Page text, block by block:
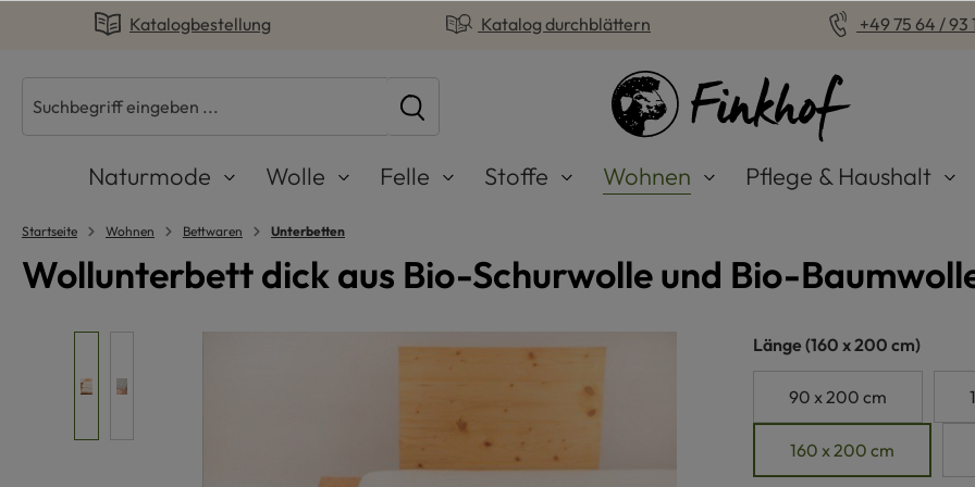
Zur Hauptnavigation springen
Katalogbestellung Katalog durchblättern +49 75 64 / 93
Naturmode Wolle Felle Stoffe Wohnen Pflege & Haushalt
Startseite Wohnen Bettwaren Unterbetten
Wollunterbett dick aus Bio-Schurwolle und Bio-
Länge auswählen
(160 x 200 cm)
90 x 200 cm
160 x 200 cm